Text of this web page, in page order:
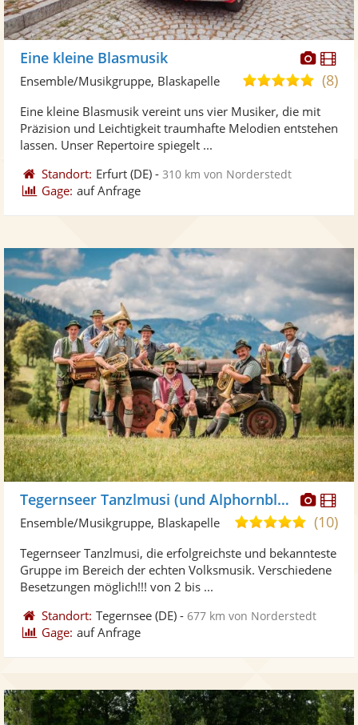
Fotos
Eine kleine Blasmusik
4,9
5
(8)
Ensemble/Musikgruppe, Blaskapelle
Eine kleine Blasmusik vereint uns vier Musiker, die mit
Präzision und Leichtigkeit traumhafte Melodien entstehen
lassen. Unser Repertoire spiegelt ...
Standort: Erfurt (DE) -310 km von Norderstedt
Gage: auf Anfrage
Fotos
Tegernseer Tanzlmusi (und Alphornbläser)
5,0
5
(10)
Ensemble/Musikgruppe, Blaskapelle
Tegernseer Tanzlmusi, die erfolgreichste und bekannteste
Gruppe im Bereich der echten Volksmusik. Verschiedene
Besetzungen möglich!!! von 2 bis ...
Standort: Tegernsee (DE) -677 km von Norderstedt
Gage: auf Anfrage